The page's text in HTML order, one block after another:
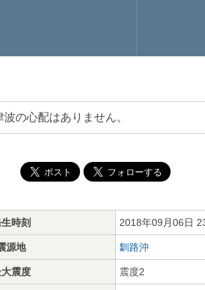
の心配はありません。
時刻 2018年09月06日
源地 釧路沖
震度 震度2